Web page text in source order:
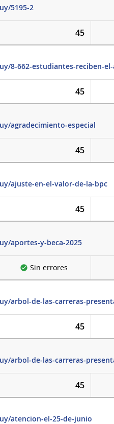
5195-2
45
8-662-estudiantes-reciben-
45
agradecimiento-especial
45
ajuste-en-el-valor-de-la-bpc
45
aportes-y-beca-2025
Sin errores
arbol-de-las-carreras-
45
arbol-de-las-carreras-
45
atencion-el-25-de-junio